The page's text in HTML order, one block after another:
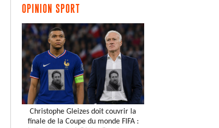
OPINION SPORT
Christophe Gleizes doit couvrir la
finale de la Coupe du monde FIFA :